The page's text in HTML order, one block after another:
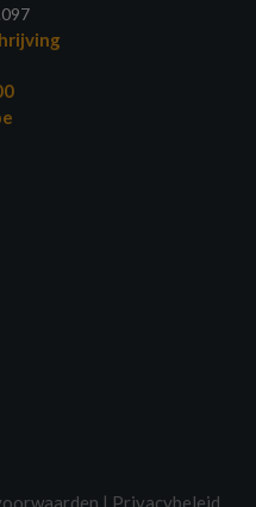
| Privacybeleid